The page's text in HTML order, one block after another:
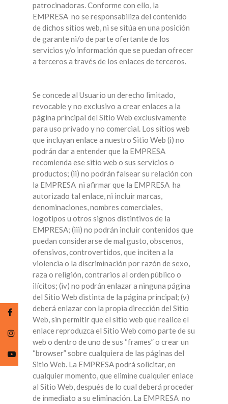
patrocinadoras. Conforme con ello, la
EMPRESA no se responsabiliza del contenido
de dichos sitios web, ni se sitúa en una posición
de garante ni/o de parte ofertante de los
servicios y/o información que se puedan ofrecer
a terceros a través de los enlaces de terceros.
Se concede al Usuario un derecho limitado,
revocable y no exclusivo a crear enlaces a la
página principal del Sitio Web exclusivamente
para uso privado y no comercial. Los sitios web
que incluyan enlace a nuestro Sitio Web (i) no
podrán dar a entender que la EMPRESA
recomienda ese sitio web o sus servicios o
productos; (ii) no podrán falsear su relación con
la EMPRESA ni afirmar que la EMPRESA ha
autorizado tal enlace, ni incluir marcas,
denominaciones, nombres comerciales,
logotipos u otros signos distintivos de la
EMPRESA; (iii) no podrán incluir contenidos que
puedan considerarse de mal gusto, obscenos,
ofensivos, controvertidos, que inciten a la
violencia o la discriminación por razón de sexo,
raza o religión, contrarios al orden público o
ilícitos; (iv) no podrán enlazar a ninguna página
del Sitio Web distinta de la página principal; (v)
deberá enlazar con la propia dirección del Sitio
Web, sin permitir que el sitio web que realice el
enlace reproduzca el Sitio Web como parte de su
web o dentro de uno de sus “frames” o crear un
“browser” sobre cualquiera de las páginas del
Sitio Web. La EMPRESA podrá solicitar, en
cualquier momento, que elimine cualquier enlace
al Sitio Web, después de lo cual deberá proceder
de inmediato a su eliminación. La EMPRESA no